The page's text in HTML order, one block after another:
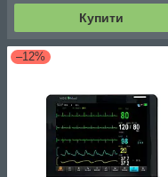
Купити
–12%